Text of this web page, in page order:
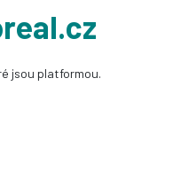
jsou platformou.